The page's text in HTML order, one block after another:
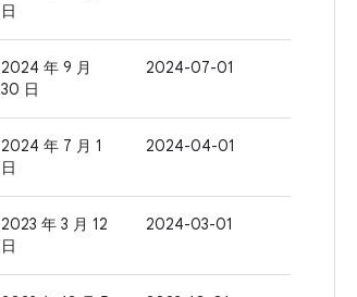
日
2024 年 9 月
30 日
2024-07-01
2024 年 7 月 1
日
2024-04-01
2023 年 3 月 12
日
2024-03-01